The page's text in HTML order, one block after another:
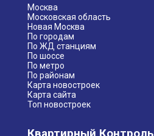
Москва
Московская область
Новая Москва
По городам
По ЖД станциям
По шоссе
По метро
По районам
Карта новостроек
Карта сайта
Топ новостроек